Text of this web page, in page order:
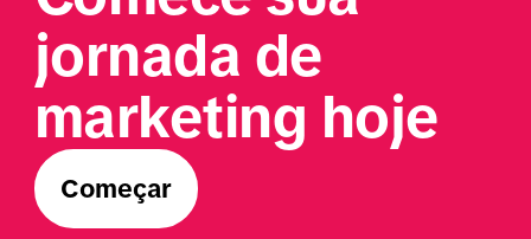
jornada de
marketing hoje
Começar